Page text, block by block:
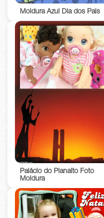
Moldura Azul Dia dos Pais
Palácio do Planalto Foto
Moldura